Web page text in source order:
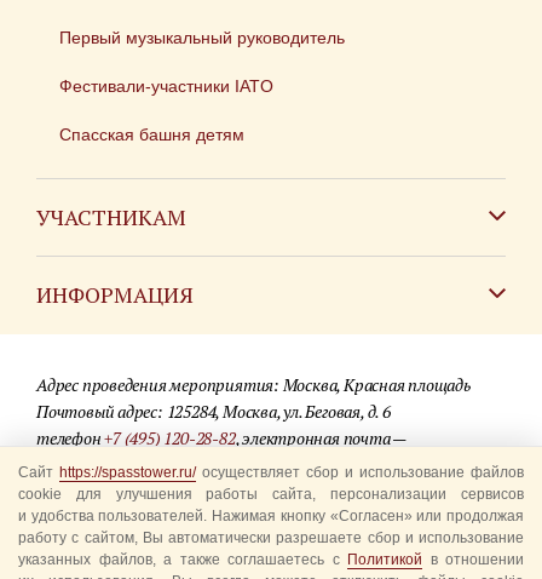
Первый музыкальный руководитель
Фестивали-участники IATO
Спасская башня детям
УЧАСТНИКАМ
ИНФОРМАЦИЯ
Для СМИ
Где купить билеты
Акции
Вопрос-ответ
Адрес проведения мероприятия: Москва, Красная площадь
Почтовый адрес: 125284, Москва, ул. Беговая, д. 6
телефон+7 (495) 120-28-82, электронная почта —
info@spasstower.ru
© 2009-2025 Официальный сайт фестиваля «Спасская башня»
Разработка сайта —студия «Сибирикс»
Сайт https://spasstower.ru/осуществляет сбор и использование файлов
cookie для улучшения работы сайта, персонализации сервисов
и удобства пользователей. Нажимая кнопку «Согласен» или продолжая
работу с сайтом, Вы автоматически разрешаете сбор и использование
указанных файлов, а также соглашаетесь с Политикой в отношении